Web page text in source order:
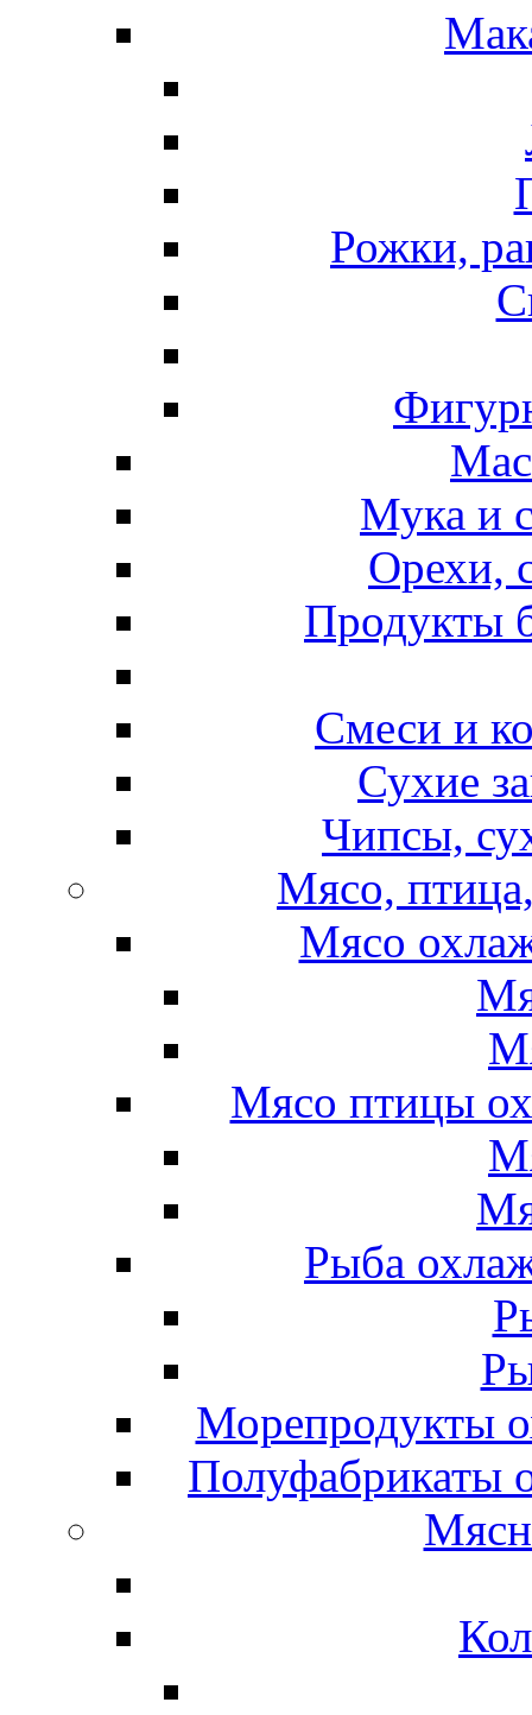
Рожки,
Мука и
Орехи,
Продукты
Смеси и
Сухие
Чипсы,
Мясо,
Мясо
Мясо птицы
Рыба
Морепродукты
Полуфабрикаты